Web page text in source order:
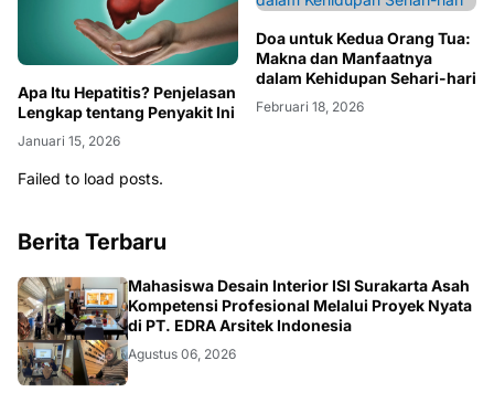
Apa Itu Herpes? Penjelasan
Lengkap tentang Penyebab,
Gejala, dan Pengobatan
Januari 15, 2026
Apa Itu Denial? Pengertian,
Jenis, dan Contoh dalam
Apa Itu Hepatitis? Penjelasan
Lengkap tentang Penyakit Ini
Januari 15, 2026
Doa untuk Kedua Orang Tua:
Makna dan Manfaatnya
dalam Kehidupan Sehari-hari